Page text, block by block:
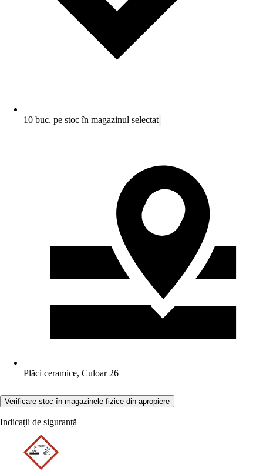
10 buc. pe stoc în magazinul selectat
Plăci ceramice, Culoar 26
Verificare stoc în magazinele fizice din apropiere
Indicații de siguranță